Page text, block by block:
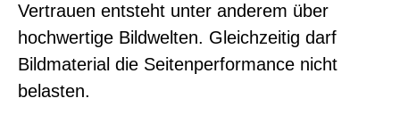
Vertrauen entsteht unter anderem über
hochwertige Bildwelten. Gleichzeitig darf
Bildmaterial die Seitenperformance nicht
belasten.